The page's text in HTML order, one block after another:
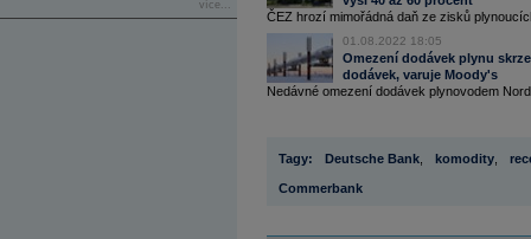
více...
ČEZ hrozí mimořádná daň ze zisků
01.08.2022 18:05
Omezení dodávek plynu
dodávek, varuje Moody's
Nedávné omezení dodávek plynovodem
Tagy: Deutsche Bank komodity
Commerbank